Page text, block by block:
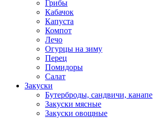
Грибы
Кабачок
Капуста
Компот
Лечо
Огурцы на зиму
Перец
Помидоры
Салат
Закуски
Бутерброды, сандвичи, канапе
Закуски мясные
Закуски овощные